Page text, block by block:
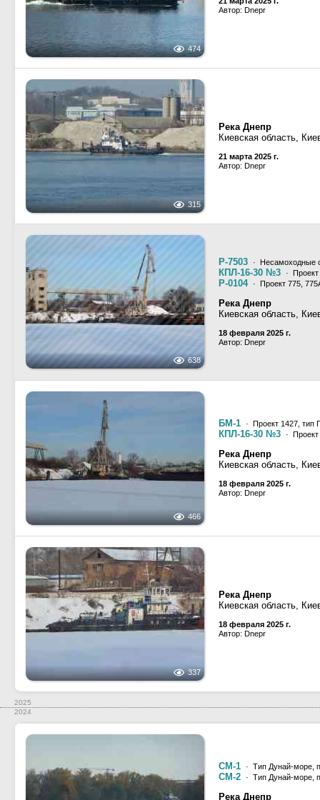
474
Автор: Dnepr
315
Река Днепр
Киевская область,
21 марта 2025 г.
Автор: Dnepr
638
Р-7503 · Несамоходные
КПЛ-16-30 №3 ·
Р-0104 · Проект 775,
Река Днепр
Киевская область,
18 февраля 2025 г.
Автор: Dnepr
466
БМ-1 · Проект 1427, тип
КПЛ-16-30 №3 ·
Река Днепр
Киевская область,
18 февраля 2025 г.
Автор: Dnepr
337
Река Днепр
Киевская область,
18 февраля 2025 г.
Автор: Dnepr
2025
2024
СМ-1 · Тип Дунай-море,
СМ-2 · Тип Дунай-море,
Река Днепр